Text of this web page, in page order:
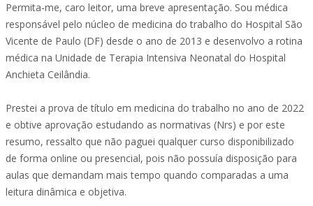
Permita-me, caro leitor, uma breve apresentação. Sou médica
responsável pelo núcleo de medicina do trabalho do Hospital São
Vicente de Paulo (DF) desde o ano de 2013 e desenvolvo a rotina
médica na Unidade de Terapia Intensiva Neonatal do Hospital
Anchieta Ceilândia.
Prestei a prova de título em medicina do trabalho no ano de 2022
e obtive aprovação estudando as normativas (Nrs) e por este
resumo, ressalto que não paguei qualquer curso disponibilizado
de forma online ou presencial, pois não possuía disposição para
aulas que demandam mais tempo quando comparadas a uma
leitura dinâmica e objetiva.